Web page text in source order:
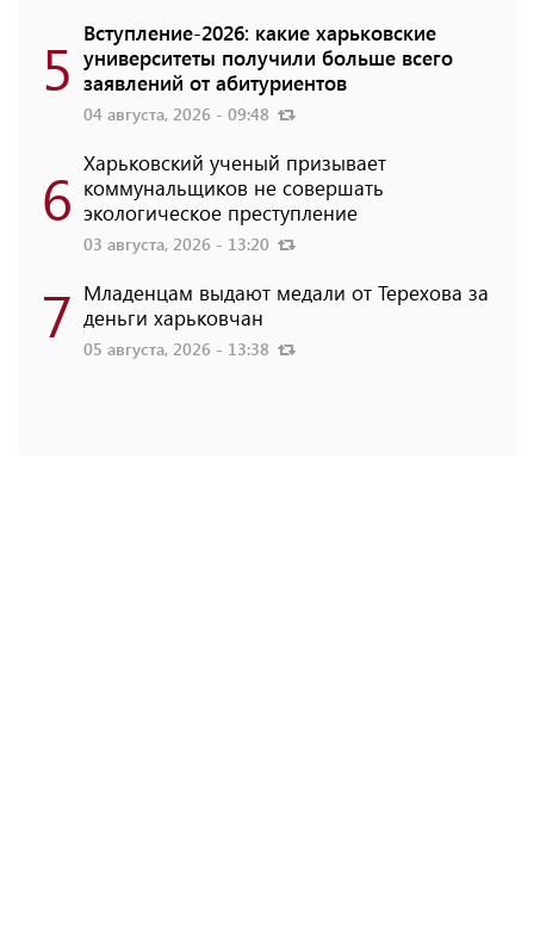
5 Вступление-2026: какие харьковские
университеты получили больше всего
заявлений от абитуриентов
04 августа, 2026 - 09:48
6 Харьковский ученый призывает
коммунальщиков не совершать
экологическое преступление
03 августа, 2026 - 13:20
7 Младенцам выдают медали от Терехова за
деньги харьковчан
05 августа, 2026 - 13:38